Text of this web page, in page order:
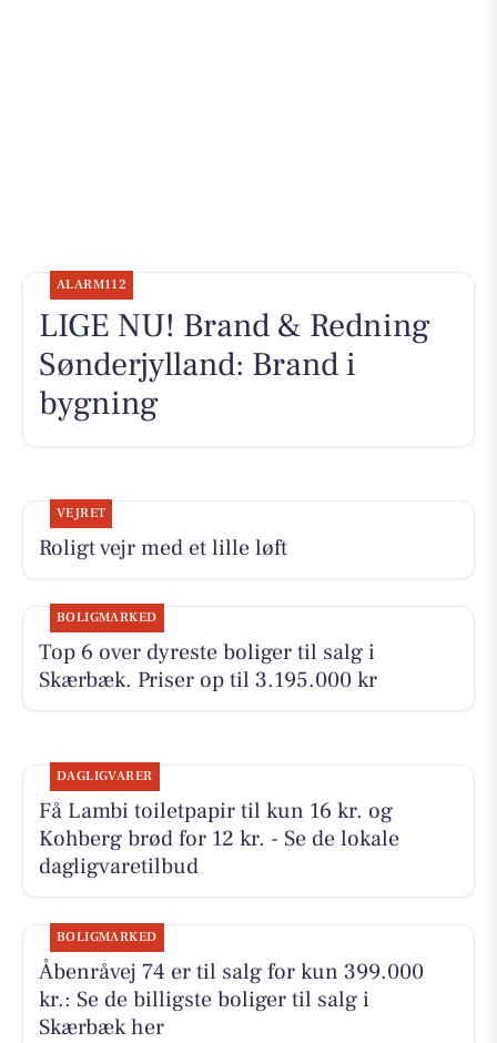
ALARM112
LIGE NU! Brand & Redning
Sønderjylland: Brand i
bygning
VEJRET
Roligt vejr med et lille løft
BOLIGMARKED
Top 6 over dyreste boliger til salg i
Skærbæk. Priser op til 3.195.000 kr
DAGLIGVARER
Få Lambi toiletpapir til kun 16 kr. og
Kohberg brød for 12 kr. - Se de lokale
dagligvaretilbud
BOLIGMARKED
Åbenråvej 74 er til salg for kun 399.000
kr.: Se de billigste boliger til salg i
Skærbæk her